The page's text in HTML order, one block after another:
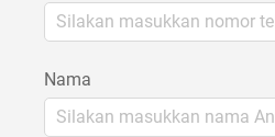
Nama